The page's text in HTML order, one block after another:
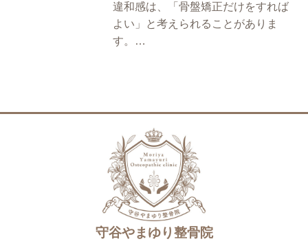
違和感は、「骨盤矯正だけをすれば
よい」と考えられることがありま
す。…
守谷やまゆり整骨院